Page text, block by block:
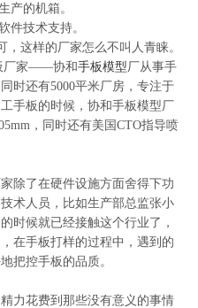
产的机箱。
件技术支持。
，这样的厂家怎么不叫人青睐。
厂家——协和手板模型厂从事手
时还有5000平米厂房，专注于
手板的时候，协和手板模型厂
，同时还有美国CTO指导喷
除了在硬件设施方面舍得下功
术人员，比如生产部总监张小
时候就已经接触这个行业了，
在手板打样的过程中，遇到的
把控手板的品质。
力花费到那些没有意义的事情